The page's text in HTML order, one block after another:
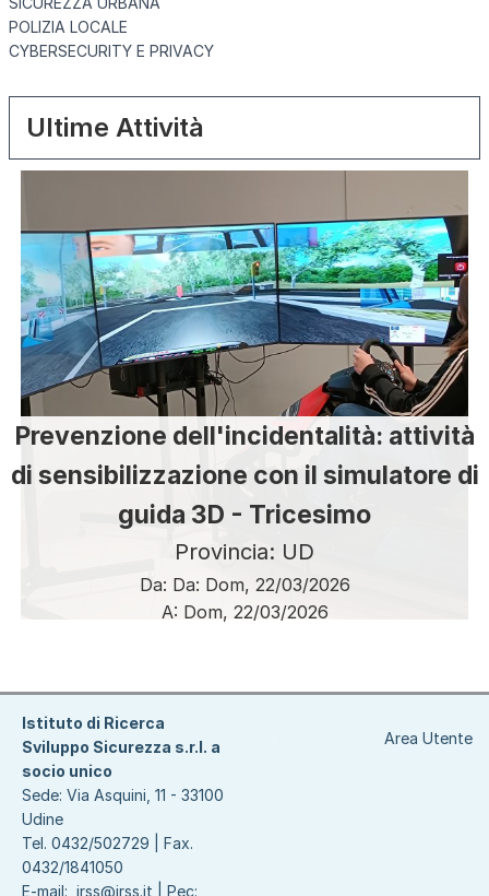
POLIZIA LOCALE
CYBERSECURITY E PRIVACY
Ultime Attività
Prevenzione dell'incidentalità: attività
di sensibilizzazione con il simulatore di
guida 3D - Tricesimo
Provincia: UD
Da: Da: Dom, 22/03/2026
A: Dom, 22/03/2026
Area Utente
Istituto di Ricerca
Sviluppo Sicurezza s.r.l. a
socio unico
Sede: Via Asquini, 11 - 33100
Udine
Tel. 0432/502729 | Fax.
0432/1841050
E-mail: irss@irss.it | Pec: